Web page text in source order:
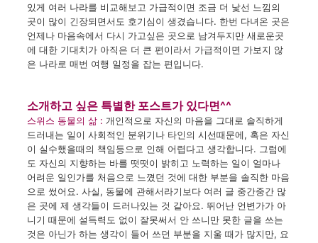
있게 여러 나라를 비교해보고 가급적이면 조금 더 낯선 느낌의
곳이 많이 긴장되면서도 호기심이 생겼습니다. 한번 다녀온 곳은
언제나 마음속에서 다시 가고싶은 곳으로 남겨두지만 새로운곳
에 대한 기대치가 아직은 더 큰 편이라서 가급적이면 가보지 않
은 나라로 매번 여행 일정을 잡는 편입니다.
소개하고 싶은 특별한 포스트가 있다면^^
스위스 동물의 삶 : 개인적으로 자신의 마음을 그대로 솔직하게
드러내는 일이 사회적인 분위기나 타인의 시선때문에, 혹은 자신
이 실수했을때의 책임등으로 인해 어렵다고 생각합니다. 그럼에
도 자신의 지향하는 바를 떳떳이 밝히고 노력하는 일이 얼마나
어려운 일인가를 처음으로 느꼈던 것에 대한 부분을 솔직한 마음
으로 썼어요. 사실, 동물에 관해서라기보다 여러 글 중간중간 많
은 곳에 제 생각들이 드러나있는 것 같아요. 뛰어난 언변가가 아
니기 때문에 설득력도 없이 잘못써서 안 쓰니만 못한 글을 쓰는
것은 아닌가 하는 생각이 들어 쓰던 부분을 지울 때가 많지만, 요